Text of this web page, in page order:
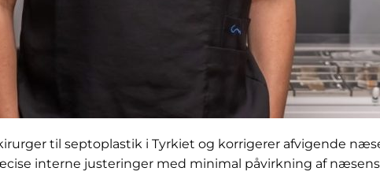
til septoplastik i Tyrkiet og korrigerer afvigende
interne justeringer med minimal påvirkning af